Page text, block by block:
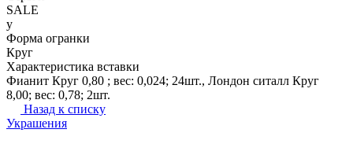
SALE
y
Форма огранки
Круг
Характеристика вставки
Фианит Круг 0,80 ; вес: 0,024; 24шт., Лондон ситалл Круг
8,00; вес: 0,78; 2шт.
Назад к списку
Украшения